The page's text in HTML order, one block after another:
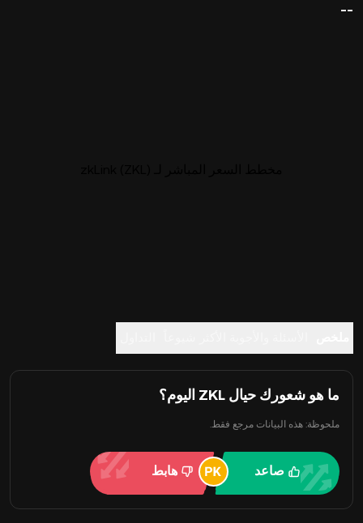
--
ما هو شعورك حيال ZKL اليوم؟
ملحوظة: هذه البيانات مرجع فقط.
صاعد هابط